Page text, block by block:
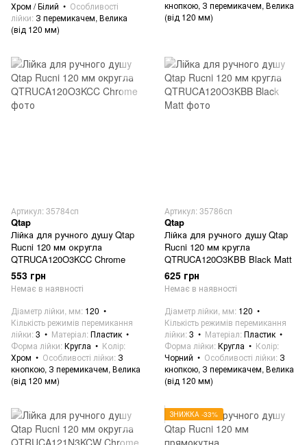
Хром / Білий
Особливості
лійки З перемикачем, Велика
(від 120 мм)
кнопкою, З перемикачем, Велика
(від 120 мм)
Артикул: 35784сп
Qtap
Лійка для ручного душу Qtap
Rucni 120 мм округла
QTRUCA120O3KCC Chrome
553 грн
Немає в наявності
Діаметр лійки, мм 120
Кількість режимів перемикання
лійки 3 Матеріал Пластик
Форма лійки Кругла
Колір
Хром
Особливості лійки З
кнопкою, З перемикачем, Велика
(від 120 мм)
Артикул: 35786сп
Qtap
Лійка для ручного душу Qtap
Rucni 120 мм кругла
QTRUCA120O3KBB Black Matt
625 грн
Немає в наявності
Діаметр лійки, мм 120
Кількість режимів перемикання
лійки 3 Матеріал Пластик
Форма лійки Кругла
Колір
Чорний
Особливості лійки З
кнопкою, З перемикачем, Велика
(від 120 мм)
ЗНИЖКА -33%